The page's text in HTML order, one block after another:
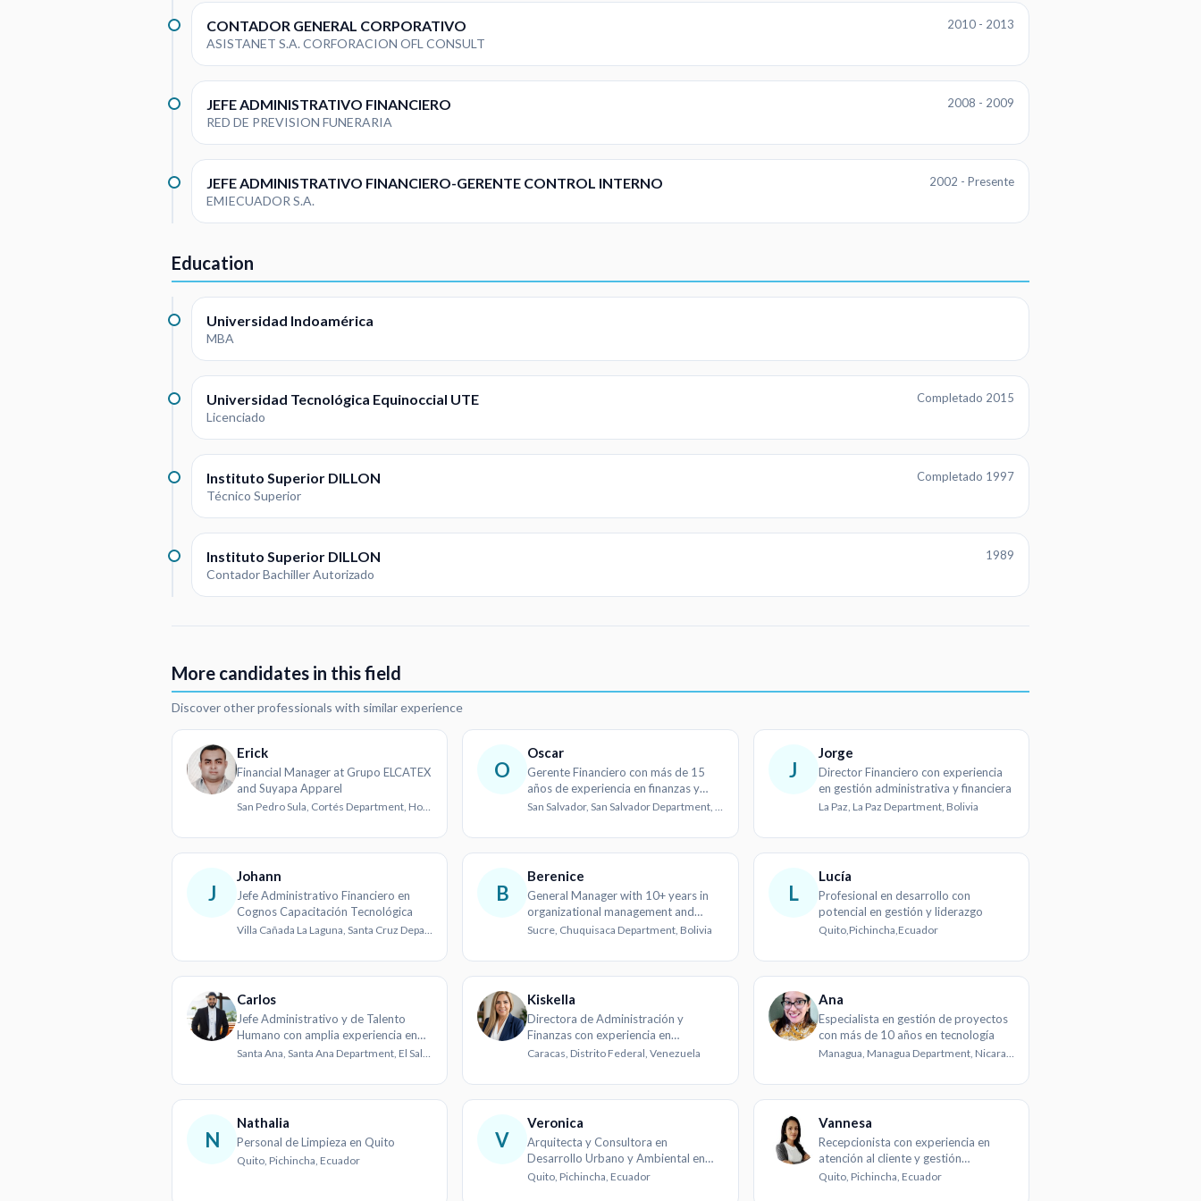
CONTADOR GENERAL CORPORATIVO
ASISTANET S.A. CORFORACION OFL CONSULT
2010 - 2013
JEFE ADMINISTRATIVO FINANCIERO
RED DE PREVISION FUNERARIA
2008 - 2009
JEFE ADMINISTRATIVO FINANCIERO-GERENTE CONTROL INTERNO
EMIECUADOR S.A.
2002 - Presente
Education
Universidad Indoamérica
MBA
Universidad Tecnológica Equinoccial UTE
Licenciado
Completado 2015
Instituto Superior DILLON
Técnico Superior
Completado 1997
Instituto Superior DILLON
Contador Bachiller Autorizado
1989
More candidates in this field
Discover other professionals with similar experience
Erick
Financial Manager at Grupo ELCATEX
and Suyapa Apparel
San Pedro Sula, Cortés Department, Honduras
O
Oscar
Gerente Financiero con más de 15
años de experiencia en finanzas y
control financiero
San Salvador, San Salvador Department, El Salvador
J
Jorge
Director Financiero con experiencia
en gestión administrativa y financiera
La Paz, La Paz Department, Bolivia
J
Johann
Jefe Administrativo Financiero en
Cognos Capacitación Tecnológica
Villa Cañada La Laguna, Santa Cruz Department, Bolivia
B
Berenice
General Manager with 10+ years in
organizational management and
finance
Sucre, Chuquisaca Department, Bolivia
L
Lucía
Profesional en desarrollo con
potencial en gestión y liderazgo
Quito,Pichincha,Ecuador
Carlos
Jefe Administrativo y de Talento
Humano con amplia experiencia en
gestión pública
Santa Ana, Santa Ana Department, El Salvador
Kiskella
Directora de Administración y
Finanzas con experiencia en
optimización de costos operativos
Caracas, Distrito Federal, Venezuela
Ana
Especialista en gestión de proyectos
con más de 10 años en tecnología
Managua, Managua Department, Nicaragua
N
Nathalia
Personal de Limpieza en Quito
Quito, Pichincha, Ecuador
V
Veronica
Arquitecta y Consultora en
Desarrollo Urbano y Ambiental en
Quito
Quito, Pichincha, Ecuador
Vannesa
Recepcionista con experiencia en
atención al cliente y gestión
administrativa
Quito, Pichincha, Ecuador